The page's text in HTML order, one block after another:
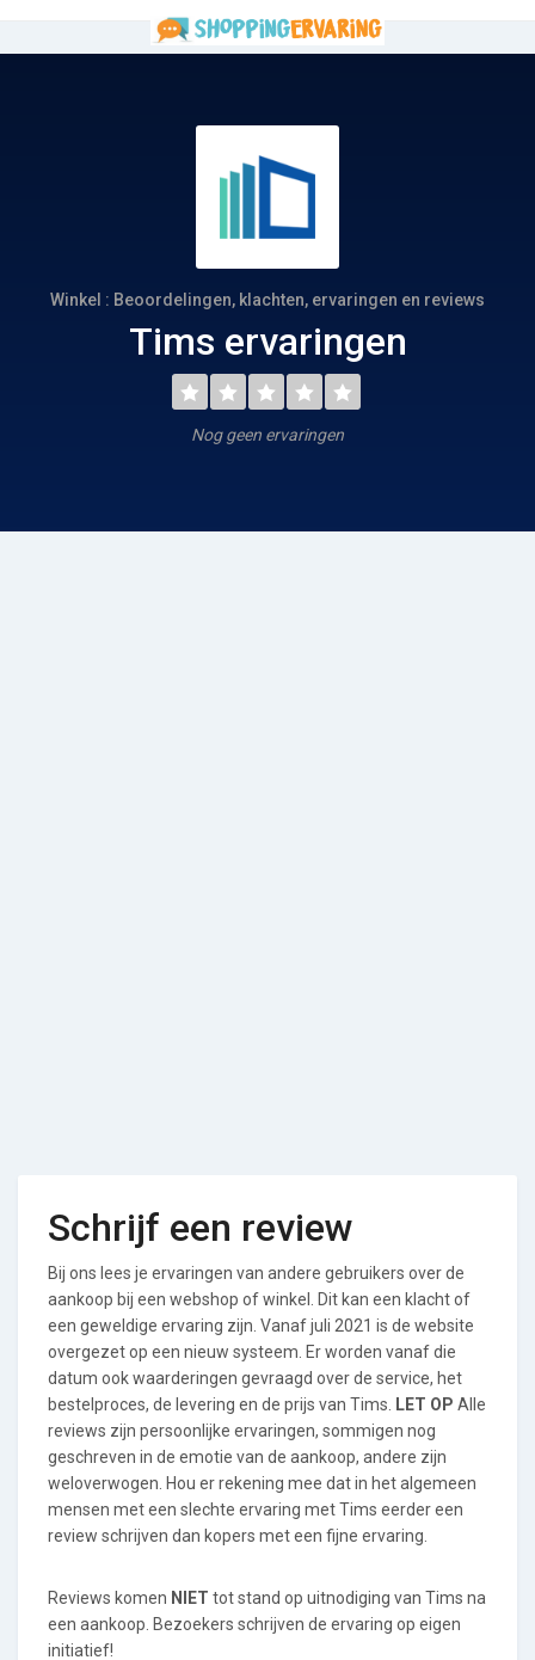
Winkel : Beoordelingen, klachten, ervaringen en reviews
Tims ervaringen
Nog geen ervaringen
Schrijf een review
Bij ons lees je ervaringen van andere gebruikers over de
aankoop bij een webshop of winkel. Dit kan een klacht of
een geweldige ervaring zijn. Vanaf juli 2021 is de website
overgezet op een nieuw systeem. Er worden vanaf die
datum ook waarderingen gevraagd over de service, het
bestelproces, de levering en de prijs van Tims.
LET OP Alle
reviews zijn persoonlijke ervaringen, sommigen nog
geschreven in de emotie van de aankoop, andere zijn
weloverwogen. Hou er rekening mee dat in het algemeen
mensen met een slechte ervaring met Tims eerder een
review schrijven dan kopers met een fijne ervaring.
Reviews komen NIET tot stand op uitnodiging van Tims na
een aankoop. Bezoekers schrijven de ervaring op eigen
initiatief!